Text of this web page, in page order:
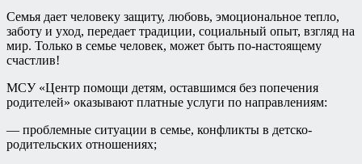
Семья дает человеку защиту, любовь, эмоциональное тепло,
заботу и уход, передает традиции, социальный опыт, взгляд на
мир. Только в семье человек, может быть по-настоящему
счастлив!
МСУ «Центр помощи детям, оставшимся без попечения
родителей» оказывают платные услуги по направлениям:
— проблемные ситуации в семье, конфликты в детско-
родительских отношениях;